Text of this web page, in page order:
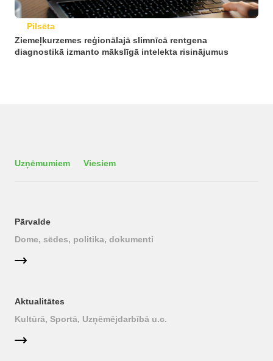
Pilsēta
Ziemeļkurzemes reģionālajā slimnīcā rentgena
diagnostikā izmanto mākslīgā intelekta risinājumus
Uzņēmumiem Viesiem
Pārvalde
Dome, sēdes, politika, dokumenti
Aktualitātes
Kultūrā, Sportā, Uzņēmējdarbībā u.c.